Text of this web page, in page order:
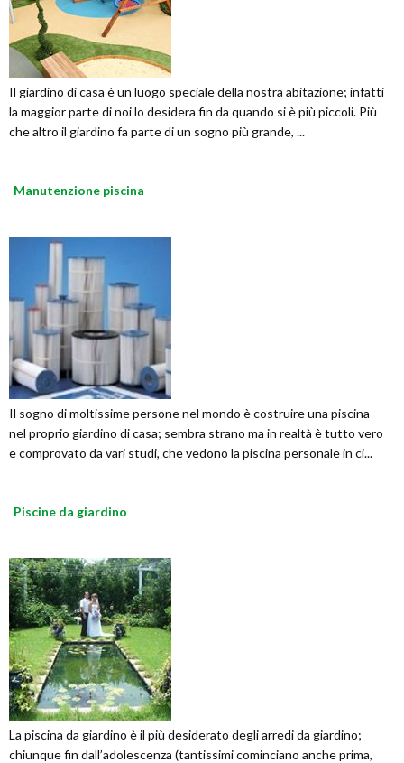
Il giardino di casa è un luogo speciale della nostra abitazione; infatti
la maggior parte di noi lo desidera fin da quando si è più piccoli. Più
che altro il giardino fa parte di un sogno più grande, ...
Manutenzione piscina
Il sogno di moltissime persone nel mondo è costruire una piscina
nel proprio giardino di casa; sembra strano ma in realtà è tutto vero
e comprovato da vari studi, che vedono la piscina personale in ci...
Piscine da giardino
La piscina da giardino è il più desiderato degli arredi da giardino;
chiunque fin dall’adolescenza (tantissimi cominciano anche prima,